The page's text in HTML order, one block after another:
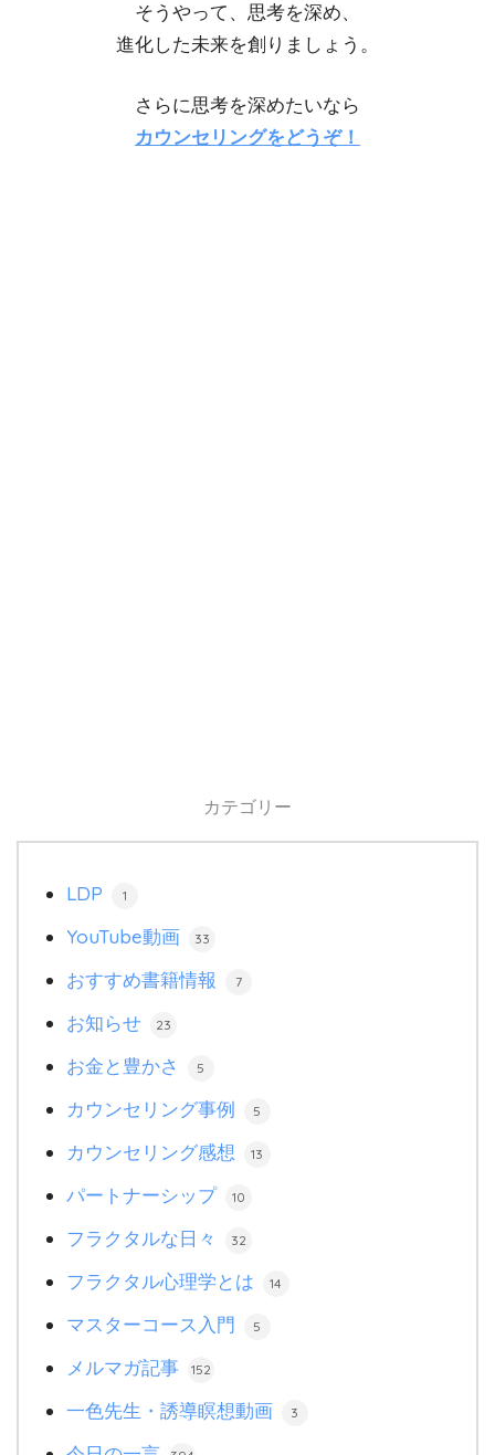
そうやって、思考を深め、
進化した未来を創りましょう。
さらに思考を深めたいなら
カウンセリングをどうぞ！
カテゴリー
LDP 1
YouTube動画 33
おすすめ書籍情報 7
お知らせ 23
お金と豊かさ 5
カウンセリング事例 5
カウンセリング感想 13
パートナーシップ 10
フラクタルな日々 32
フラクタル心理学とは 14
マスターコース入門 5
メルマガ記事 152
一色先生・誘導瞑想動画 3